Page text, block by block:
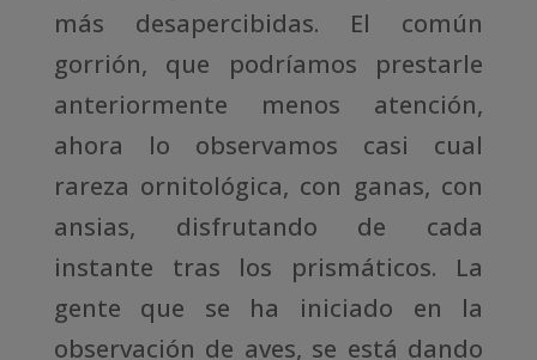
más desapercibidas. El común
gorrión, que podríamos prestarle
anteriormente menos atención,
ahora lo observamos casi cual
rareza ornitológica, con ganas, con
ansias, disfrutando de cada
instante tras los prismáticos. La
gente que se ha iniciado en la
observación de aves, se está dando